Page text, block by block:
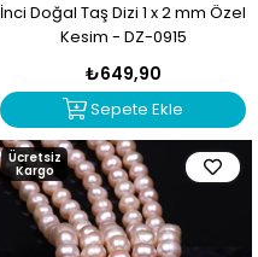
İnci Doğal Taş Dizi 1 x 2 mm Özel
Kesim - DZ-0915
₺649,90
Sepete Ekle
Ücretsiz
Kargo